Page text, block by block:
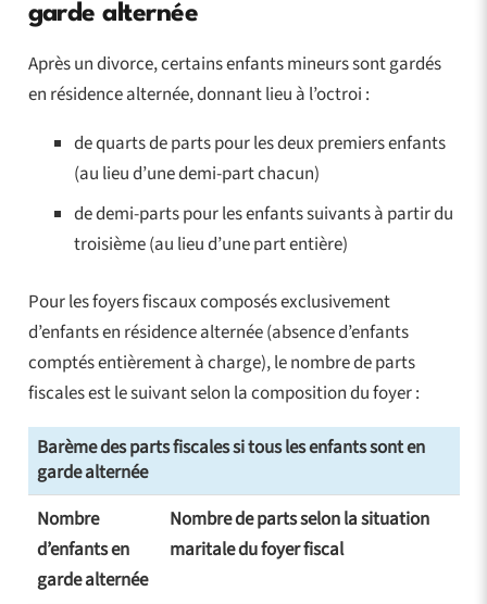
garde alternée
Après un divorce, certains enfants mineurs sont gardés
en résidence alternée, donnant lieu à l’octroi :
de quarts de parts pour les deux premiers enfants
(au lieu d’une demi-part chacun)
de demi-parts pour les enfants suivants à partir du
troisième (au lieu d’une part entière)
Pour les foyers fiscaux composés exclusivement
d’enfants en résidence alternée (absence d’enfants
comptés entièrement à charge), le nombre de parts
fiscales est le suivant selon la composition du foyer :
Barème des parts fiscales si tous les enfants sont en
garde alternée
Nombre
d’enfants en
garde alternée
Nombre de parts selon la situation
maritale du foyer fiscal